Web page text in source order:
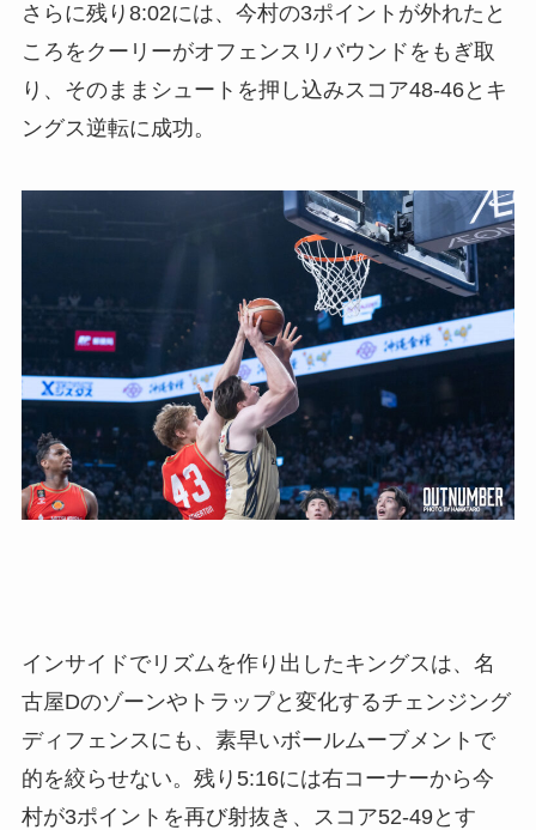
さらに残り8:02には、今村の3ポイントが外れたと
ころをクーリーがオフェンスリバウンドをもぎ取
り、そのままシュートを押し込みスコア48-46とキ
ングス逆転に成功。
インサイドでリズムを作り出したキングスは、名
古屋Dのゾーンやトラップと変化するチェンジング
ディフェンスにも、素早いボールムーブメントで
的を絞らせない。残り5:16には右コーナーから今
村が3ポイントを再び射抜き、スコア52-49とす